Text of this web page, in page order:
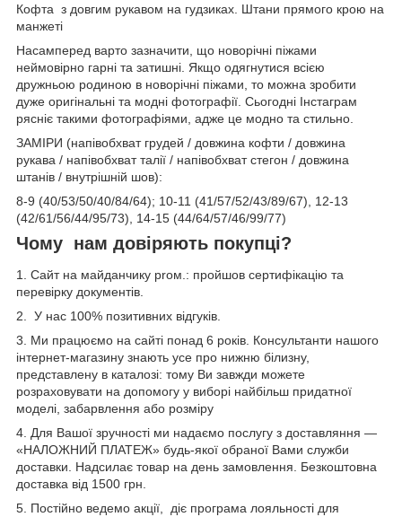
Кофта з довгим рукавом на гудзиках. Штани прямого крою на
манжеті
Насамперед варто зазначити, що новорічні піжами
неймовірно гарні та затишні. Якщо одягнутися всією
дружньою родиною в новорічні піжами, то можна зробити
дуже оригінальні та модні фотографії. Сьогодні Інстаграм
рясніє такими фотографіями, адже це модно та стильно.
ЗАМІРИ (напівобхват грудей / довжина кофти / довжина
рукава / напівобхват талії / напівобхват стегон / довжина
штанів / внутрішній шов):
8-9 (40/53/50/40/84/64); 10-11 (41/57/52/43/89/67), 12-13
(42/61/56/44/95/73), 14-15 (44/64/57/46/99/77)
Чому нам довіряють покупці?
1. Сайт на майданчику proм.: пройшов сертифікацію та
перевірку документів.
2. У нас 100% позитивних відгуків.
3. Ми працюємо на сайті понад 6 років. Консультанти нашого
інтернет-магазину знають усе про нижню білизну,
представлену в каталозі: тому Ви завжди можете
розраховувати на допомогу у виборі найбільш придатної
моделі, забарвлення або розміру
4. Для Вашої зручності ми надаємо послугу з доставляння —
«НАЛОЖНИЙ ПЛАТЕЖ» будь-якої обраної Вами служби
доставки. Надсилає товар на день замовлення. Безкоштовна
доставка від 1500 грн.
5. Постійно ведемо акції, діє програма лояльності для